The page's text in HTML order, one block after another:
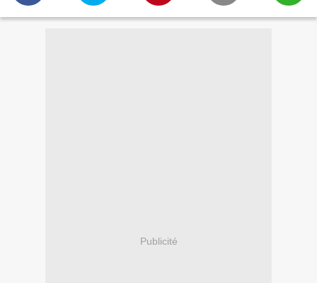
Publicité